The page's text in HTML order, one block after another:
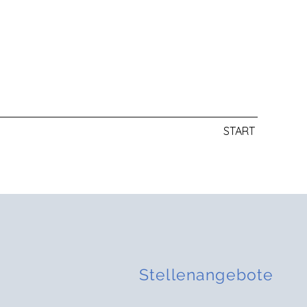
START
Stellenangebote